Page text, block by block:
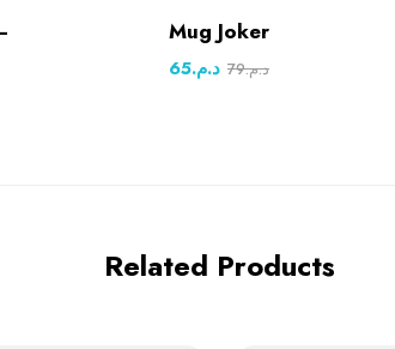
Mug Joker
د.م.65 د.م.79
Related Products